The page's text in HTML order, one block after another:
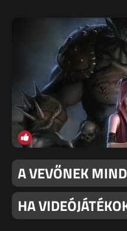
A VEVŐNEK
HA